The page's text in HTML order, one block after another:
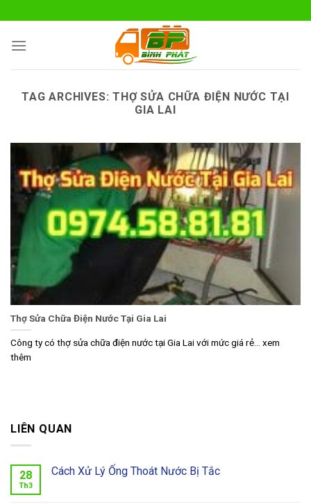
to
content
TAG ARCHIVES:THỢ SỬA CHỮA ĐIỆN NƯỚC TẠI
GIA LAI
Thợ Sửa Chữa Điện Nước Tại Gia Lai
Công ty có thợ sửa chữa điện nước tại Gia Lai với mức giá rẻ... xem
thêm
LIÊN QUAN
28
Th3
Cách Xử Lý Ống Thoát Nước Bị Tắc